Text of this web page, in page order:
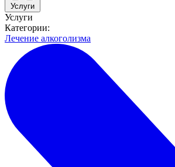
Услуги
Услуги
Категории:
Лечение алкоголизма